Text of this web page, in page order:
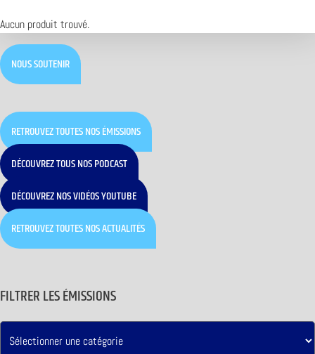
Aucun produit trouvé.
NOUS SOUTENIR
RETROUVEZ TOUTES NOS ÉMISSIONS
DÉCOUVREZ TOUS NOS PODCAST
DÉCOUVREZ NOS VIDÉOS YOUTUBE
RETROUVEZ TOUTES NOS ACTUALITÉS
FILTRER LES ÉMISSIONS